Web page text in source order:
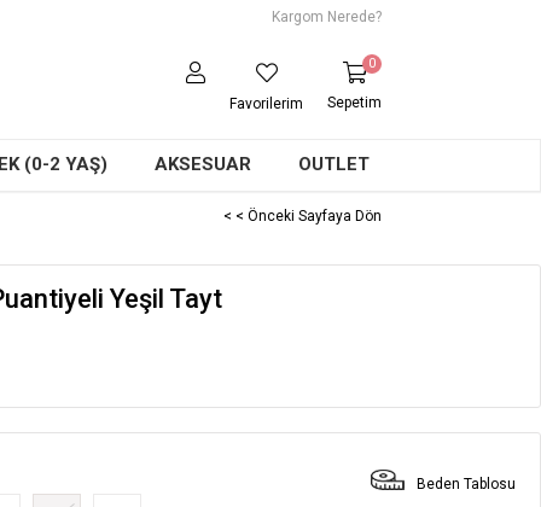
Kargom Nerede?
Sepetim
0
Favorilerim
(0-2 YAŞ) AKSESUAR OUTLET
< < Önceki Sayfaya Dön
Yeşil Tayt
Beden Tablosu